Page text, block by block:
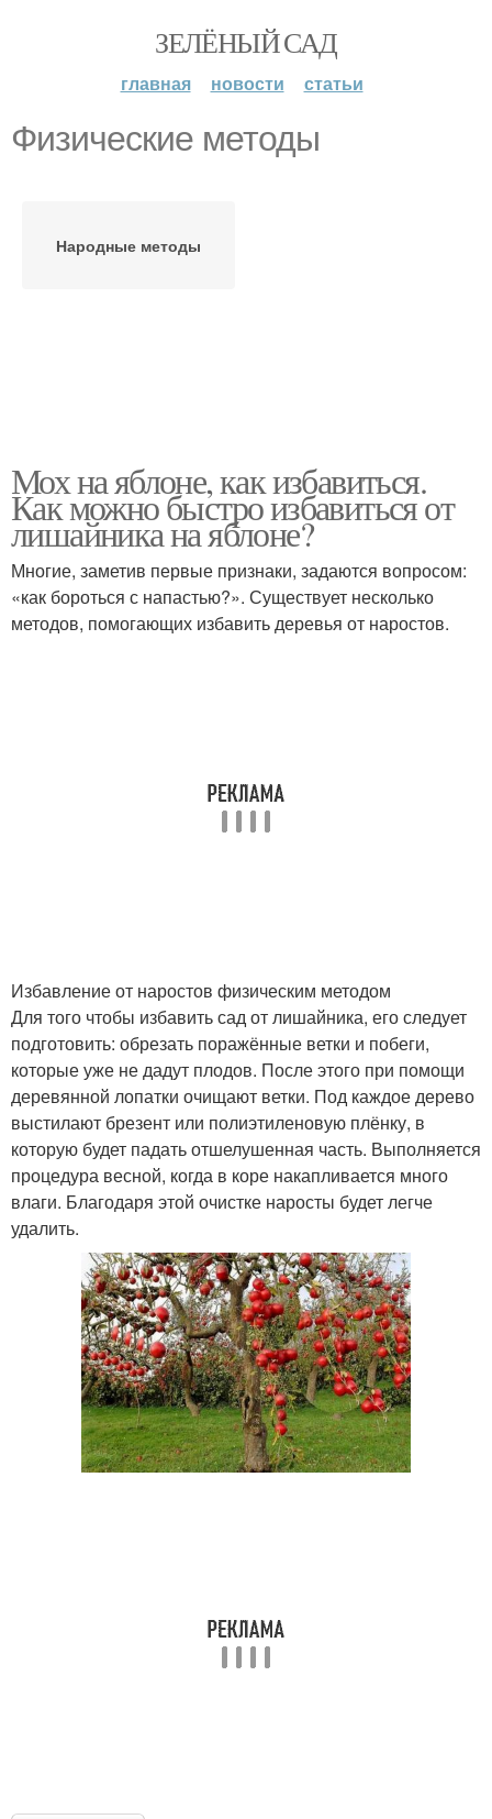
ЗЕЛЁНЫЙ САД
главная новости статьи
Физические методы
Народные методы
Мох на яблоне, как избавиться.
Как можно быстро избавиться от
лишайника на яблоне?
Многие, заметив первые признаки, задаются вопросом:
«как бороться с напастью?». Существует несколько
методов, помогающих избавить деревья от наростов.
Избавление от наростов физическим методом
Для того чтобы избавить сад от лишайника, его следует
подготовить: обрезать поражённые ветки и побеги,
которые уже не дадут плодов. После этого при помощи
деревянной лопатки очищают ветки. Под каждое дерево
выстилают брезент или полиэтиленовую плёнку, в
которую будет падать отшелушенная часть. Выполняется
процедура весной, когда в коре накапливается много
влаги. Благодаря этой очистке наросты будет легче
удалить.